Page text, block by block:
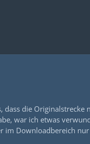
die
war ich etwas
im Downloadbereich